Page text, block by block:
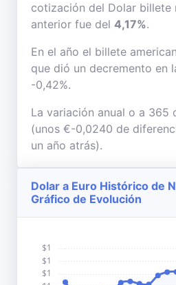
cotización del Dolar billete
anterior fue del 4,17%.
En el año el billete
que dió un decremento en
-0,42%.
La variación anual o a 365
(unos €-0,0240 de
un año atrás).
Dolar a Euro Histórico de
Gráfico de Evolución